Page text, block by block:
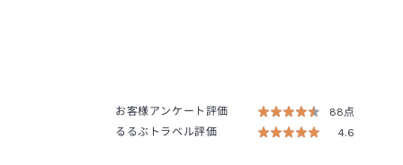
お客様アンケート評価
88点
るるぶトラベル評価
4.6